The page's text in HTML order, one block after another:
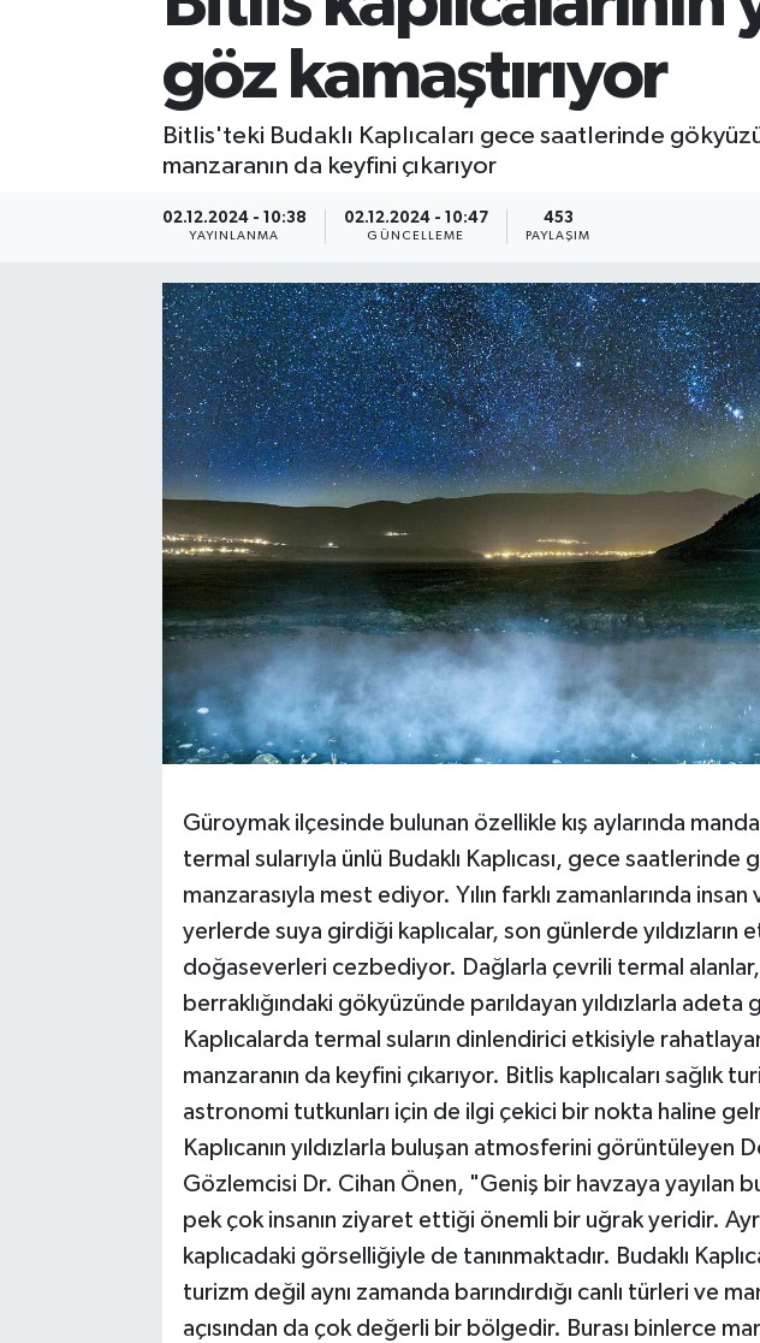
göz kamaştırıyor
Bitlis'teki Budaklı Kaplıcaları gece saatlerinde
manzaranın da keyfini çıkarıyor
02.12.2024 - 10:38
YAYINLANMA
02.12.2024 - 10:47
GÜNCELLEME
453
PAYLAŞIM
Güroymak ilçesinde bulunan özellikle kış aylarında
termal sularıyla ünlü Budaklı Kaplıcası, gece saatlerinde
manzarasıyla mest ediyor. Yılın farklı zamanlarında insan
yerlerde suya girdiği kaplıcalar, son günlerde
doğaseverleri cezbediyor. Dağlarla çevrili termal
berraklığındaki gökyüzünde parıldayan yıldızlarla adeta
Kaplıcalarda termal suların dinlendirici etkisiyle
manzaranın da keyfini çıkarıyor. Bitlis kaplıcaları sağlık
astronomi tutkunları için de ilgi çekici bir nokta haline
Kaplıcanın yıldızlarla buluşan atmosferini görüntüleyen
Gözlemcisi Dr. Cihan Önen, "Geniş bir havzaya yayılan
pek çok insanın ziyaret ettiği önemli bir uğrak yeridir.
kaplıcadaki görselliğiyle de tanınmaktadır. Budaklı
turizm değil aynı zamanda barındırdığı canlı türleri ve
açısından da çok değerli bir bölgedir. Burası binlerce